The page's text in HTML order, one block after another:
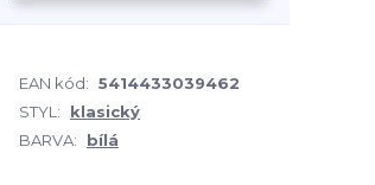
EAN kód: 5414433039462
STYL:
klasický
BARVA: bílá